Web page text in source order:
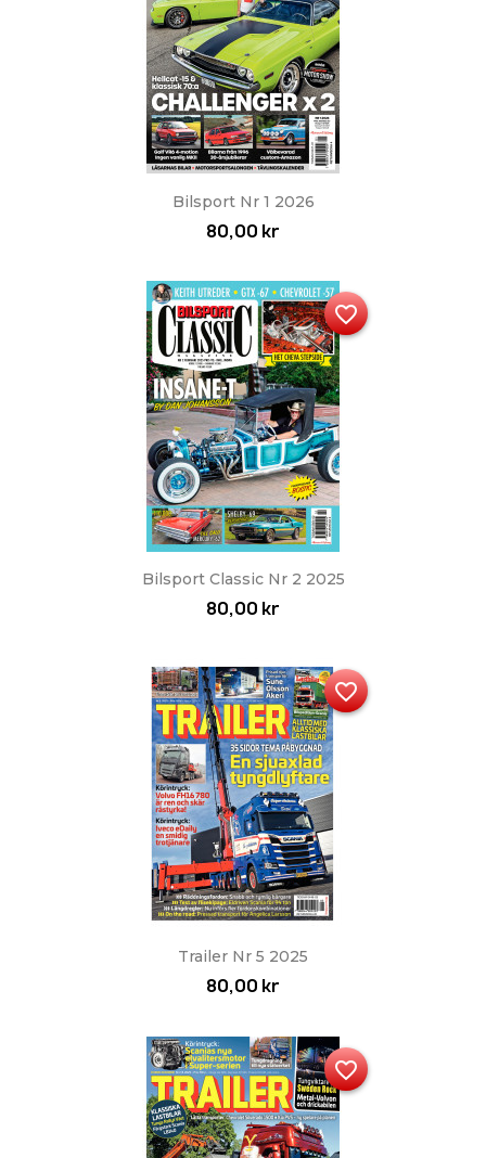
Bilsport Nr 1 2026
80,00 kr
Bilsport Classic Nr 2 2025
80,00 kr
favorite_border
Trailer Nr 5 2025
80,00 kr
favorite_border
favorite_border